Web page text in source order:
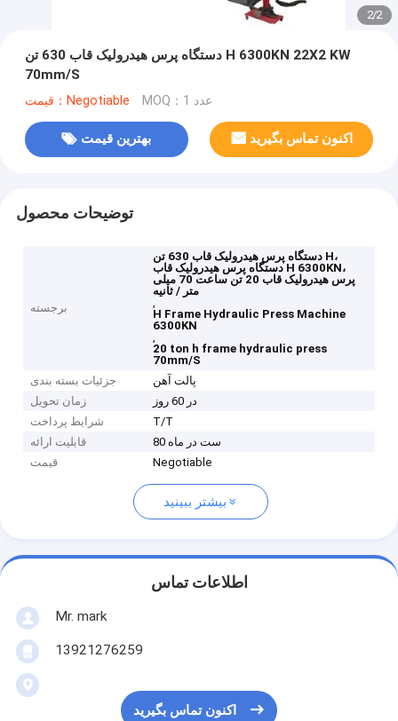
2/2
دستگاه پرس هیدرولیک قاب 630 تن H 6300KN 22X2 KW
70mm/S
قیمت：Negotiable MOQ：1 عدد
بهترین قیمت اکنون تماس بگیرید
توضیحات محصول
برجسته
دستگاه پرس هیدرولیک قاب 630 تن H،
دستگاه پرس هیدرولیک قاب H 6300KN،
پرس هیدرولیک قاب 20 تن ساعت 70 میلی
متر / ثانیه
,
H Frame Hydraulic Press Machine
6300KN
,
20 ton h frame hydraulic press
70mm/S
جزئیات بسته بندی
پالت آهن
زمان تحویل
در 60 روز
شرایط پرداخت
T/T
قابلیت ارائه
80 ست در ماه
قیمت
Negotiable
بیشتر ببینید
اطلاعات تماس
Mr. mark
13921276259
اکنون تماس بگیرید